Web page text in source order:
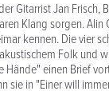
Gitarrist Jan
Klang sorgen.
kennen. Die vier
Folk und
Hände" einen Brief
sie in "Einer will